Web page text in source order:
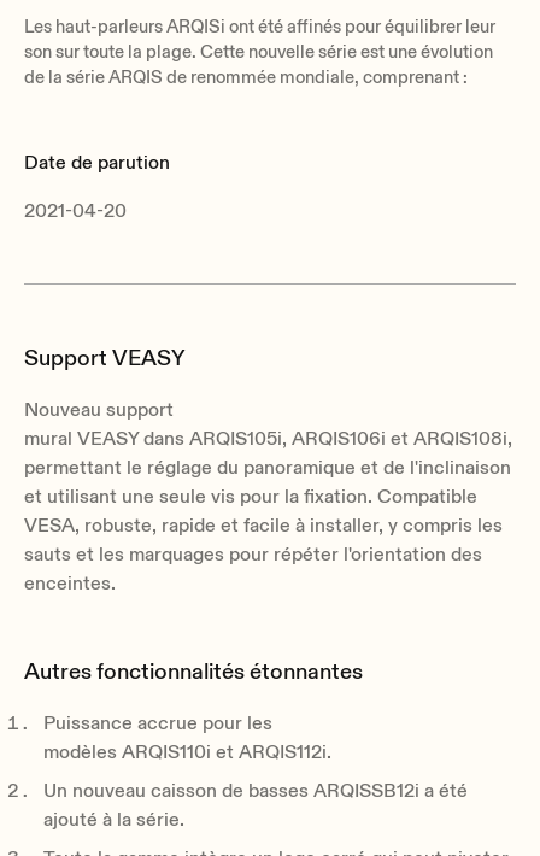
Les haut-parleurs ARQISi ont été affinés pour équilibrer leur
son sur toute la plage. Cette nouvelle série est une évolution
de la série ARQIS de renommée mondiale, comprenant :
Date de parution
2021-04-20
Support VEASY
Nouveau support
mural VEASY dans ARQIS105i, ARQIS106i et ARQIS108i,
permettant le réglage du panoramique et de l'inclinaison
et utilisant une seule vis pour la fixation. Compatible
VESA, robuste, rapide et facile à installer, y compris les
sauts et les marquages ​​pour répéter l'orientation des
enceintes.
Autres fonctionnalités étonnantes
Puissance accrue pour les
modèles ARQIS110i et ARQIS112i.
Un nouveau caisson de basses ARQISSB12i a été
ajouté à la série.